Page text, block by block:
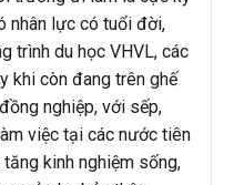
nhân lực có tuổi đời,
trình du học VHVL, các
khi còn đang trên ghế
nghiệp, với sếp,
việc tại các nước tiên
kinh nghiệm sống,